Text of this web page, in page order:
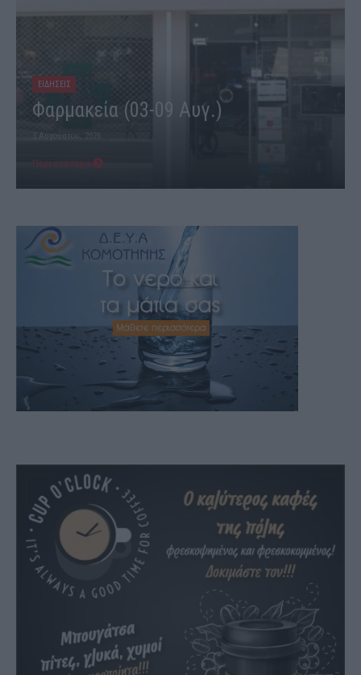
ΕΙΔΗΣΕΙΣ
Φαρμακεία (03-09 Αυγ.)
3 Αυγούστου, 2026
Περισσότερα